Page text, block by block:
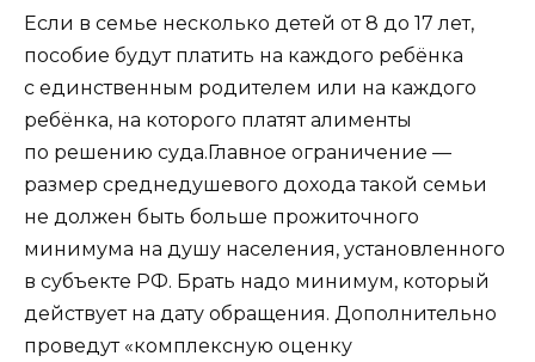
Если в семье несколько детей от 8 до 17 лет,
пособие будут платить на каждого ребёнка
с единственным родителем или на каждого
ребёнка, на которого платят алименты
по решению суда.Главное ограничение —
размер среднедушевого дохода такой семьи
не должен быть больше прожиточного
минимума на душу населения, установленного
в субъекте РФ. Брать надо минимум, который
действует на дату обращения. Дополнительно
проведут «комплексную оценку